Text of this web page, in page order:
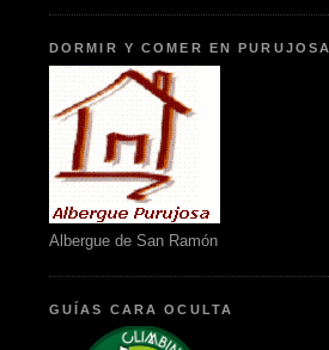
DORMIR Y COMER EN PURUJOSA
Albergue de San Ramón
GUÍAS CARA OCULTA